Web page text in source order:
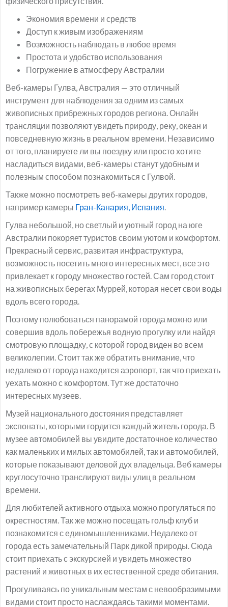
Экономия времени и средств
Доступ к живым изображениям
Возможность наблюдать в любое время
Простота и удобство использования
Погружение в атмосферу Австралии
Веб-камеры Гулва, Австралия — это отличный
инструмент для наблюдения за одним из самых
живописных прибрежных городов региона. Онлайн
трансляции позволяют увидеть природу, реку, океан и
повседневную жизнь в реальном времени. Независимо
от того, планируете ли вы поездку или просто хотите
насладиться видами, веб-камеры станут удобным и
полезным способом познакомиться с Гулвой.
Также можно посмотреть веб-камеры других городов,
например камеры Гран-Канария, Испания.
Гулва небольшой, но светлый и уютный город на юге
Австралии покоряет туристов своим уютом и комфортом.
Прекрасный сервис, развитая инфраструктура,
возможность посетить много интересных мест, все это
привлекает к городу множество гостей. Сам город стоит
на живописных берегах Муррей, которая несет свои воды
вдоль всего города.
Поэтому полюбоваться панорамой города можно или
совершив вдоль побережья водную прогулку или найдя
смотровую площадку, с которой город виден во всем
великолепии. Стоит так же обратить внимание, что
недалеко от города находится аэропорт, так что приехать
уехать можно с комфортом. Тут же достаточно
интересных музеев.
Музей национального достояния представляет
экспонаты, которыми гордится каждый житель города. В
музее автомобилей вы увидите достаточное количество
как маленьких и милых автомобилей, так и автомобилей,
которые показывают деловой дух владельца. Веб камеры
круглосуточно транслируют виды улиц в реальном
времени.
Для любителей активного отдыха можно прогуляться по
окрестностям. Так же можно посещать гольф клуб и
познакомится с единомышленниками. Недалеко от
города есть замечательный Парк дикой природы. Сюда
стоит приехать с экскурсией и увидеть множество
растений и животных в их естественной среде обитания.
Прогуливаясь по уникальным местам с невообразимыми
видами стоит просто наслаждаясь такими моментами.